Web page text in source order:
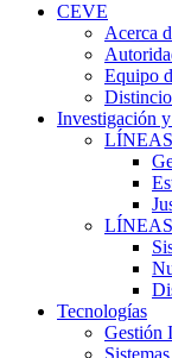
CEVE
Acerca
Equipo
Investigación
Tecnologías
Gestión